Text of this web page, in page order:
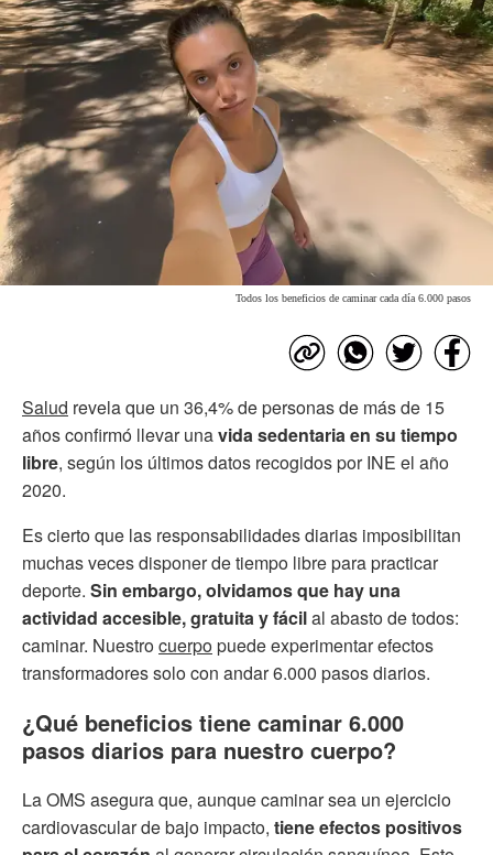
Todos los beneficios de caminar cada día 6.000 pasos
Salud revela que un 36,4% de personas de más de 15
años confirmó llevar unavida sedentaria en su tiempo
libre, según los últimos datos recogidos por INE el año
2020.
Es cierto que las responsabilidades diarias imposibilitan
muchas veces disponer de tiempo libre para practicar
deporte. Sin embargo, olvidamos que hay una
actividad accesible, gratuita y fácilal abasto de todos:
caminar. Nuestrocuerpopuede experimentar efectos
transformadores solo con andar 6.000 pasos diarios.
¿Qué beneficios tiene caminar 6.000
pasos diarios para nuestro cuerpo?
La OMS asegura que, aunque caminar sea un ejercicio
cardiovascular de bajo impacto, tiene efectos positivos